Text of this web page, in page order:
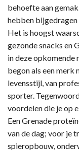
behoefte aan
hebben
Het is hoogst
gezonde snacks en
in deze opkomende
begon als een merk
levensstijl, van
sporter.
voordelen die je op
Een Grenade
van de dag; voor je
spieropbouw,